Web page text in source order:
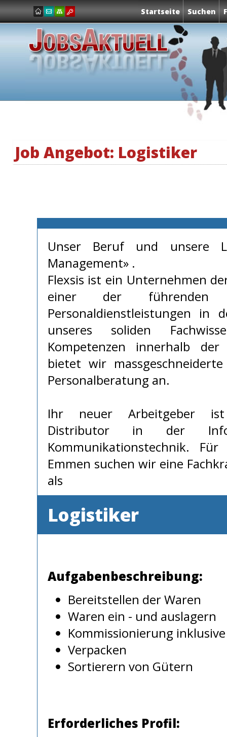
Startseite Suchen
Job Angebot: Logistiker
Unser Beruf und unsere
Management» .
Flexsis ist ein Unternehmen
einer der führenden
Personaldienstleistungen in
unseres soliden
Kompetenzen innerhalb
bietet wir
Personalberatung an.
Ihr neuer Arbeitgeber
Distributor in der
Kommunikationstechnik.
Emmen suchen wir eine
als
Logistiker
Aufgabenbeschreibung:
Bereitstellen der Waren
Waren ein - und auslagern
Kommissionierung
Verpacken
Sortierern von Gütern
Erforderliches Profil: